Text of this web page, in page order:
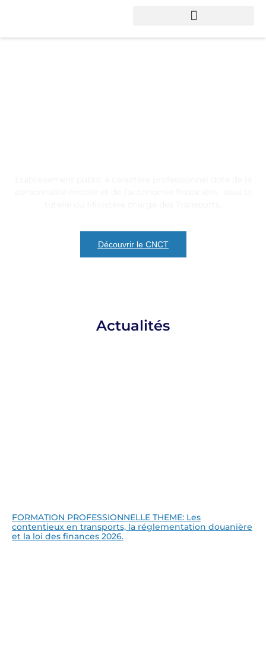
Découvrir le CNCT
Actualités
FORMATION PROFESSIONNELLE THEME: Les
contentieux en transports, la réglementation douanière
et la loi des finances 2026.